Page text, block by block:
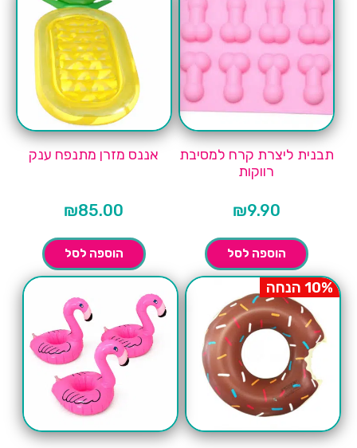
תבנית ליצרת קרח למסיבת
רווקות
₪9.90
הוספה לסל
אננס מזרן מתנפח ענק
₪85.00
הוספה לסל
10% הנחה